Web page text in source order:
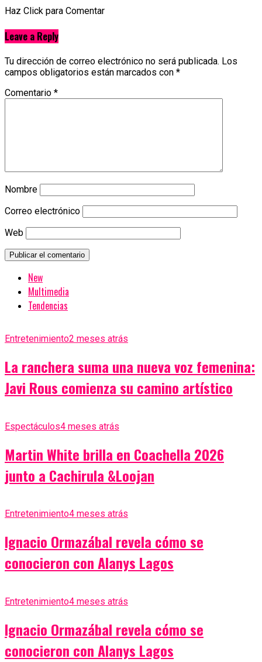
Haz Click para Comentar
Leave a Reply
Tu dirección de correo electrónico no será publicada. Los
campos obligatorios están marcados con *
Comentario *
Nombre
Correo electrónico
Web
New
Multimedia
Tendencias
Entretenimiento2 meses atrás
La ranchera suma una nueva voz femenina:
Javi Rous comienza su camino artístico
Espectáculos4 meses atrás
Martin White brilla en Coachella 2026
junto a Cachirula &Loojan
Entretenimiento4 meses atrás
Ignacio Ormazábal revela cómo se
conocieron con Alanys Lagos
Entretenimiento4 meses atrás
Ignacio Ormazábal revela cómo se
conocieron con Alanys Lagos